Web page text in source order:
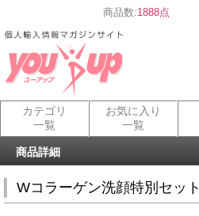
商品数:1888点
カテゴリ
一覧
お気に入り
一覧
商品詳細
Wコラーゲン洗顔特別セット